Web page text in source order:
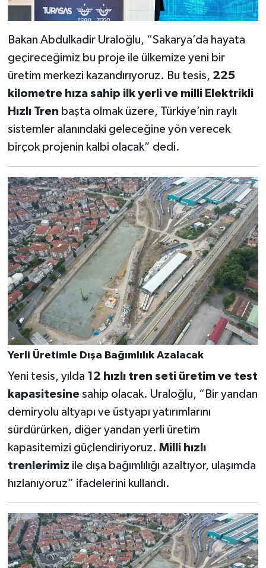
Bakan Abdulkadir Uraloğlu, “Sakarya’da hayata
geçireceğimiz bu proje ile ülkemize yeni bir
üretim merkezi kazandırıyoruz. Bu tesis, 225
kilometre hıza sahip ilk yerli ve milli Elektrikli
Hızlı Tren başta olmak üzere, Türkiye’nin raylı
sistemler alanındaki geleceğine yön verecek
birçok projenin kalbi olacak” dedi.
Yerli Üretimle Dışa Bağımlılık Azalacak
Yeni tesis, yılda 12 hızlı tren seti üretim ve test
kapasitesinesahip olacak. Uraloğlu, “Bir yandan
demiryolu altyapı ve üstyapı yatırımlarını
sürdürürken, diğer yandan yerli üretim
kapasitemizi güçlendiriyoruz. Milli hızlı
trenlerimiz ile dışa bağımlılığı azaltıyor, ulaşımda
hızlanıyoruz” ifadelerini kullandı.